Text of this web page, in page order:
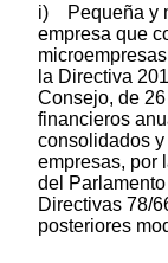
i) Pequeña y
empresa que
la Directiva
Consejo, de
financieros
consolidados
empresas, por
del
Directivas 78/
posteriores